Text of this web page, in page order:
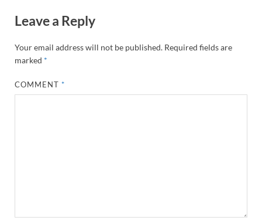
Leave a Reply
Your email address will not be published. Required fields are
marked *
COMMENT*